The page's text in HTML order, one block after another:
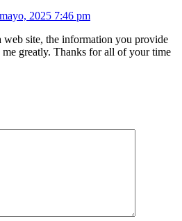
2025 7:46 pm
web site, the information you provide
me greatly. Thanks for all of your time